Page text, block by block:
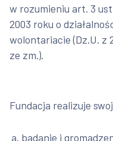
w rozumieniu art. 3
2003 roku o
wolontariacie (Dz.U. z
ze zm.).
Fundacja realizuje
badanie i